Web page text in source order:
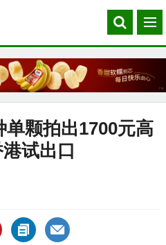
Search
our
菜
单
单颗拍出1700元高
试出口